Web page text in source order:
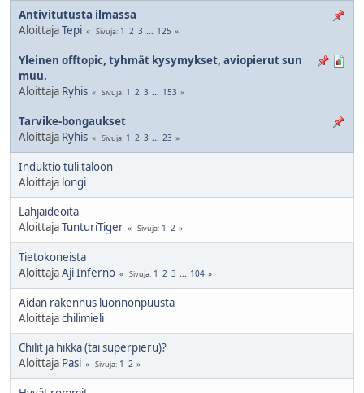
Antivitutusta ilmassa
AloittajaTepi Sivuja 1 2 3 ... 125
Yleinen offtopic, tyhmät kysymykset, aviopierut sun
muu.
Aloittaja Ryhis Sivuja 1 2 3 ... 153
Tarvike-bongaukset
Aloittaja Ryhis Sivuja 1 2 3 ... 23
Induktio tuli taloon
Aloittaja longi
Lahjaideoita
AloittajaTunturiTiger Sivuja 1 2
Tietokoneista
AloittajaAji Inferno Sivuja 1 2 3 ... 104
Aidan rakennus luonnonpuusta
Aloittajachilimieli
Chilit ja hikka (tai superpieru)?
Aloittaja Pasi Sivuja 1 2